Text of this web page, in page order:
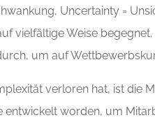
Uncertainty =
vielfältige Weise
um auf
verloren hat, ist die
worden, um